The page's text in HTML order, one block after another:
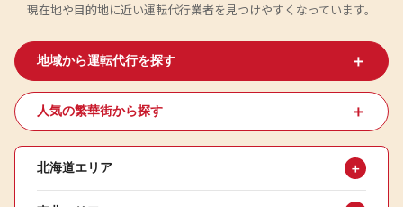
現在地や目的地に近い運転代行業者を見つけやすくなっています。
地域から運転代行を探す ＋
人気の繁華街から探す ＋
北海道エリア ＋